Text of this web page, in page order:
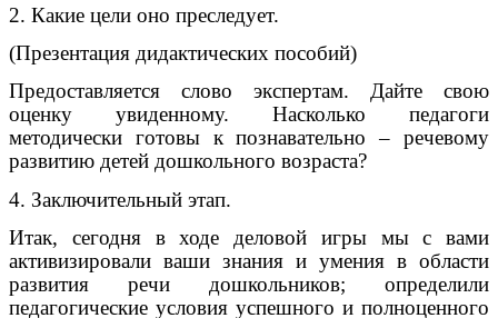
2. Какие цели оно преследует.
(Презентация дидактических пособий)
Предоставляется слово экспертам. Дайте свою
оценку увиденному. Насколько педагоги
методически готовы к познавательно – речевому
развитию детей дошкольного возраста?
4. Заключительный этап.
Итак, сегодня в ходе деловой игры мы с вами
активизировали ваши знания и умения в области
развития речи дошкольников; определили
педагогические условия успешного и полноценного